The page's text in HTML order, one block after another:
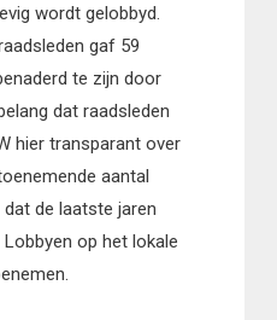
wordt gelobbyd.
gaf 59
te zijn door
dat raadsleden
hier transparant over
aantal
de laatste jaren
op het lokale